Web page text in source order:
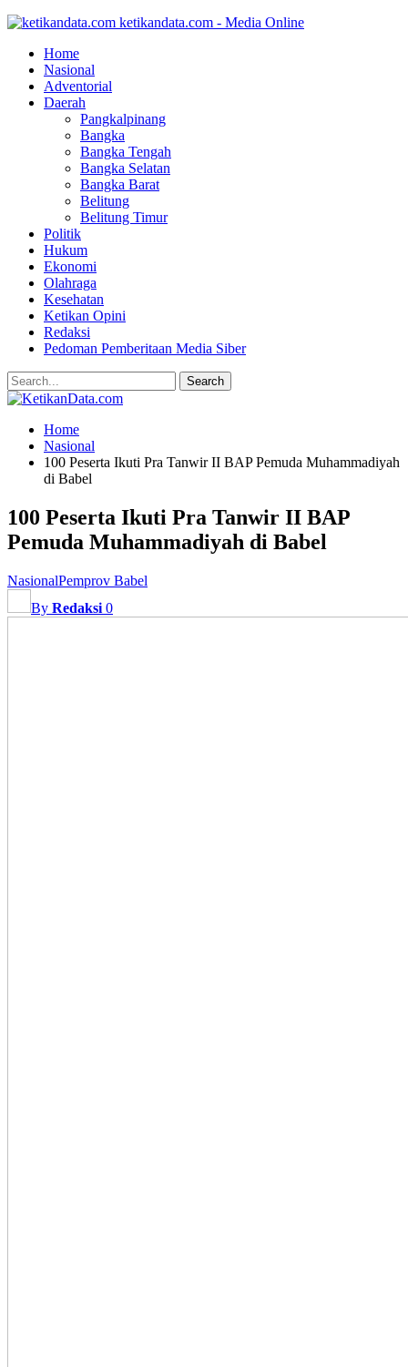
ketikandata.com - Media Online
Home
Nasional
Adventorial
Daerah
Pangkalpinang
Bangka
Bangka Tengah
Bangka Selatan
Bangka Barat
Belitung
Belitung Timur
Politik
Hukum
Ekonomi
Olahraga
Kesehatan
Ketikan Opini
Redaksi
Pedoman Pemberitaan Media Siber
Home
Nasional
100 Peserta Ikuti Pra Tanwir II BAP Pemuda Muhammadiyah
di Babel
100 Peserta Ikuti Pra Tanwir II BAP
Pemuda Muhammadiyah di Babel
NasionalPemprov Babel
By Redaksi 0